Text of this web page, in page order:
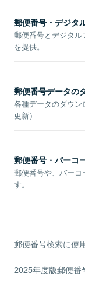
郵便番号・デジタ
郵便番号とデジタ
を提供。
郵便番号データの
各種データのダウン
更新）
郵便番号・バーコ
郵便番号や、バーコ
す。
郵便番号検索に使
2025年度版郵便番